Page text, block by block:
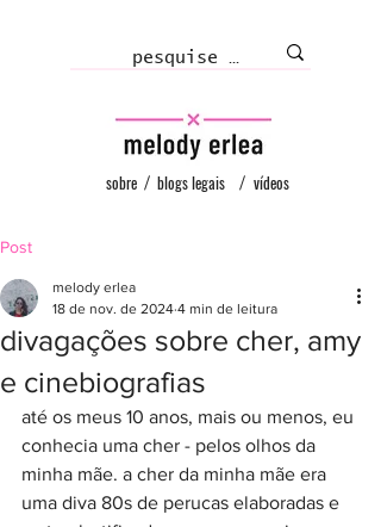
sobre / blogs legais / vídeos
Post
divagações sobre cher, amy
e cinebiografias
melody erlea
18 de nov. de 2024 4 min de leitura
até os meus 10 anos, mais ou menos, eu
conhecia uma cher - pelos olhos da
minha mãe. a cher da minha mãe era
uma diva 80s de perucas elaboradas e